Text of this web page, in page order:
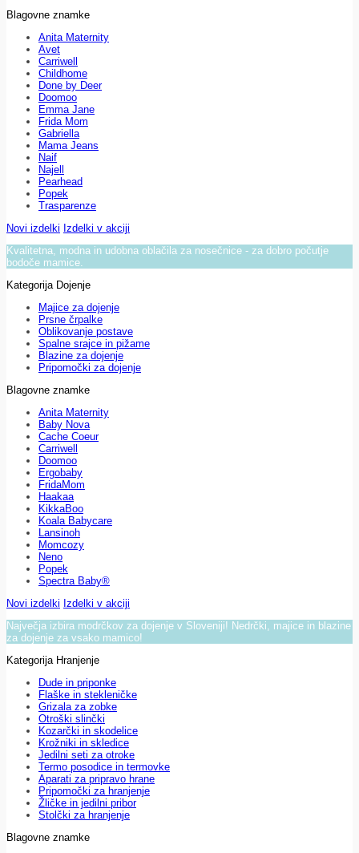
Blagovne znamke
Anita Maternity
Avet
Carriwell
Childhome
Done by Deer
Doomoo
Emma Jane
Frida Mom
Gabriella
Mama Jeans
Naif
Najell
Pearhead
Popek
Trasparenze
Novi izdelki Izdelki v akciji
Kvalitetna, modna in udobna oblačila za nosečnice - za dobro počutje
bodoče mamice.
Kategorija Dojenje
Majice za dojenje
Prsne črpalke
Oblikovanje postave
Spalne srajce in pižame
Blazine za dojenje
Pripomočki za dojenje
Blagovne znamke
Anita Maternity
Baby Nova
Cache Coeur
Carriwell
Doomoo
Ergobaby
FridaMom
Haakaa
KikkaBoo
Koala Babycare
Lansinoh
Momcozy
Neno
Popek
Spectra Baby®
Novi izdelki Izdelki v akciji
Največja izbira modrčkov za dojenje v Sloveniji! Nedrčki, majice in blazine
za dojenje za vsako mamico!
Kategorija Hranjenje
Dude in priponke
Flaške in stekleničke
Grizala za zobke
Otroški slinčki
Kozarčki in skodelice
Krožniki in skledice
Jedilni seti za otroke
Termo posodice in termovke
Aparati za pripravo hrane
Pripomočki za hranjenje
Žličke in jedilni pribor
Stolčki za hranjenje
Blagovne znamke